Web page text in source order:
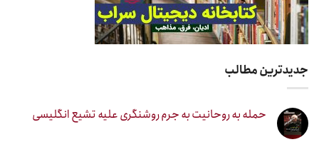
جدیدترین مطالب
حمله به روحانیت به جرم روشنگری علیه تشیع انگلیسی